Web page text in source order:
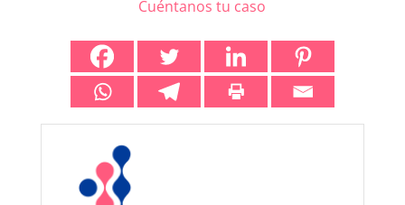
Cuéntanos tu caso